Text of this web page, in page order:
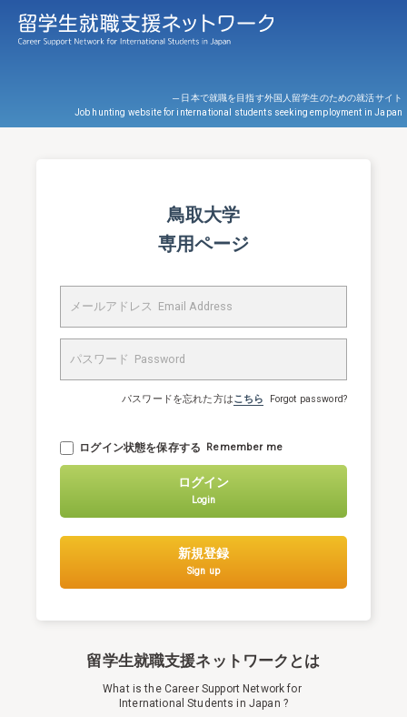
─ 日本で就職を目指す外国人留学生のための就活サイト
Job hunting website for international students seeking employment in Japan
鳥取大学
専用ページ
パスワードを忘れた方はこちら Forgot password?
ログイン状態を保存する Remember me
ログイン
Login
新規登録
Sign up
留学生就職支援ネットワークとは
What is the Career Support Network for
International Students in Japan ?